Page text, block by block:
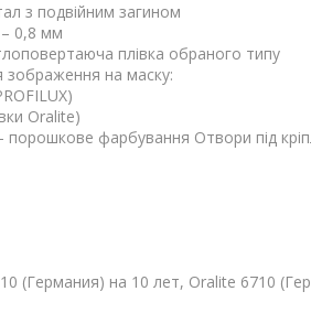
з подвійним загином
0,8 мм
плівка обраного типу
на маску:
Oralite)
порошкове фарбування Отвори під
(Германия) на 10 лет, Oralite 6710